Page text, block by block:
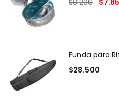
$8.200 $
Funda para
$28.500